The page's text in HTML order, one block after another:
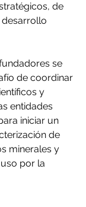
de
se
de coordinar
y
entidades
iniciar un
de
minerales y
por la